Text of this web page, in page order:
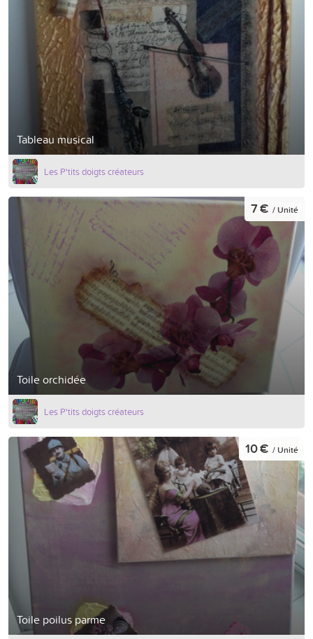
Tableau musical
Les P'tits doigts créateurs
Toile orchidée
7 € / Unité
Les P'tits doigts créateurs
Toile poilus parme
10 € / Unité